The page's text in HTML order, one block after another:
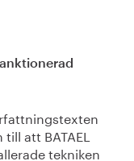
att BATAEL
tekniken